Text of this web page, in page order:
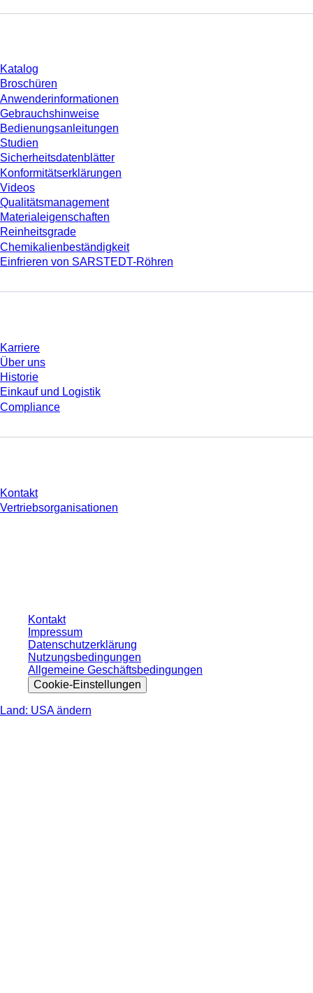
Katalog
Broschüren
Anwenderinformationen
Gebrauchshinweise
Bedienungsanleitungen
Studien
Sicherheitsdatenblätter
Konformitätserklärungen
Videos
Qualitätsmanagement
Materialeigenschaften
Reinheitsgrade
Chemikalienbeständigkeit
Einfrieren von SARSTEDT-Röhren
Karriere
Über uns
Historie
Einkauf und Logistik
Compliance
Kontakt
Vertriebsorganisationen
Kontakt
Impressum
Datenschutzerklärung
Nutzungsbedingungen
Allgemeine Geschäftsbedingungen
Cookie-Einstellungen
Land: USA ändern